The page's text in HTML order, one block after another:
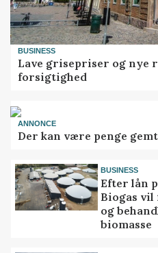
BUSINESS
Lave grisepriser og nye
forsigtighed
ANNONCE
Der kan være penge
BUSINESS
Efter lån
Biogas
og
biomasse